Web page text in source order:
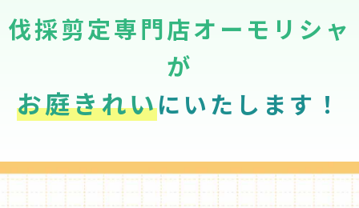
伐採剪定専門店オーモリシャ
が
お庭きれいにいたします！